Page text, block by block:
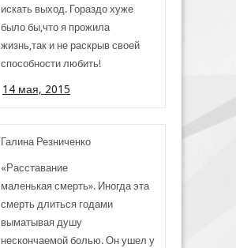
искать выход. Гораздо хуже
было бы,что я прожила
жизнь,так и не раскрыв своей
способности любить!
14 мая, 2015
Галина Резниченко
«Расставание
маленькая смерть». Иногда эта
смерть длиться годами
выматывая душу
нескончаемой болью. Он ушел у